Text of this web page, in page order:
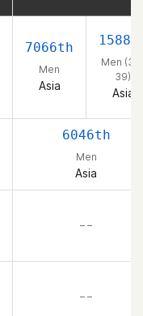
7066th
Men
Asia
Men
39)
Asia
6046th
Men
Asia
– –
– –